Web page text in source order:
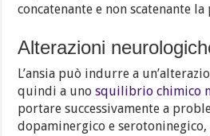
concatenante e non scatenante
Alterazioni
L’ansia può indurre a
quindi a unosquilibrio chimico
portare successivamente a
dopaminergico e